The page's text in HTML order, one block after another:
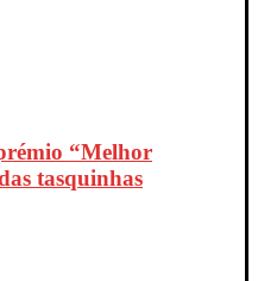
“Melhor
tasquinhas